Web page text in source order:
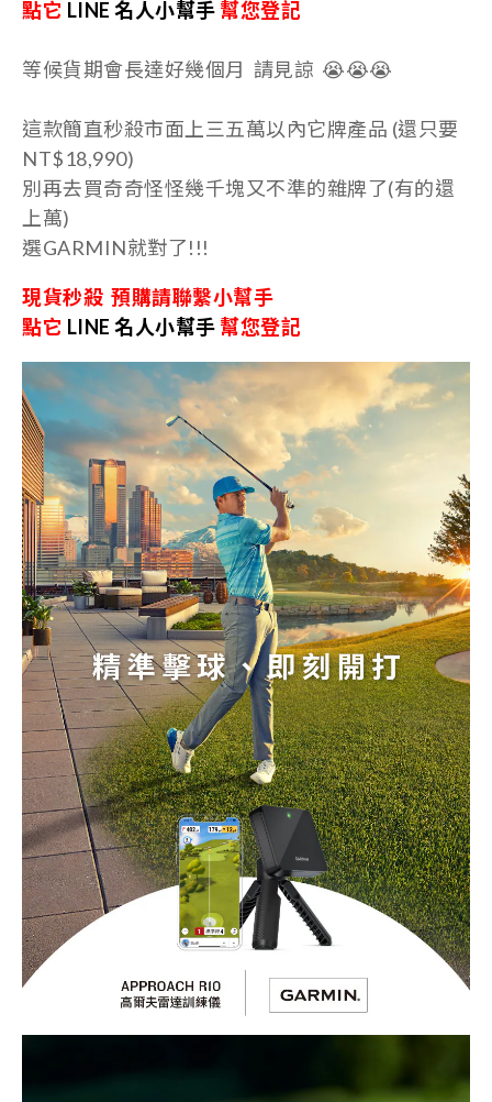
點它 LINE 名人小幫手 幫您登記
等候貨期會長達好幾個月 請見諒 😭😭😭
這款簡直秒殺市面上三五萬以內它牌產品 (還只要
NT$18,990)
別再去買奇奇怪怪幾千塊又不準的雜牌了(有的還
上萬)
選GARMIN就對了!!!
現貨秒殺 預購請聯繫小幫手
點它 LINE 名人小幫手 幫您登記